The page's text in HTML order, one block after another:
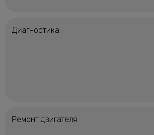
Диагностика
Ремонт двигателя